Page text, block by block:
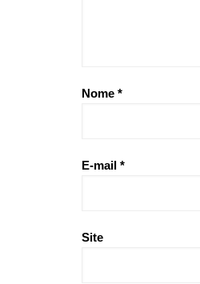
Nome *
E-mail *
Site